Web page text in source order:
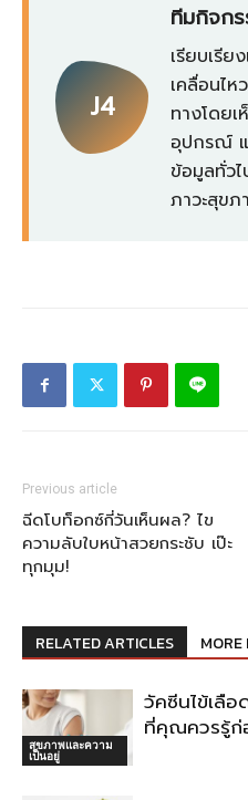
J4
ทีมกิจก
เรียบเรีย
เคลื่อนไห
ทางโดย
อุปกรณ์
ข้อมูลทั่ว
ภาวะสุขภ
Previous article
ฉีดโบท็อกซ์กี่วันเห็นผล? ไข
ความลับใบหน้าสวยกระชับ เป๊ะ
ทุกมุม!
RELATED ARTICLES MORE
สุขภาพและความ
เป็นอยู่
วัคซีนไข้เลื
ที่คุณควรรู้ก่